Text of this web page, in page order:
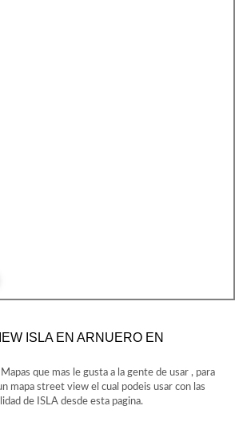
ISLA EN ARNUERO EN
que mas le gusta a la gente de usar , para
mapa street view el cual podeis usar con las
de ISLA desde esta pagina.